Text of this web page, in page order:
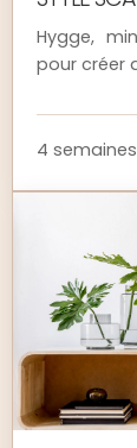
Hygge,
pour créer
4 semaines